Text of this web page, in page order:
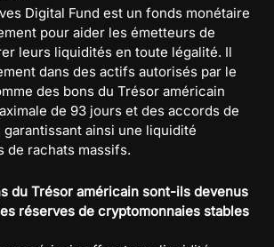
Digital Fund est un fonds monétaire
pour aider les émetteurs de
leurs liquidités en toute légalité. Il
dans des actifs autorisés par le
des bons du Trésor américain
de 93 jours et des accords de
ainsi une liquidité
de rachats massifs.
du Trésor américain sont-ils devenus
réserves de cryptomonnaies stables